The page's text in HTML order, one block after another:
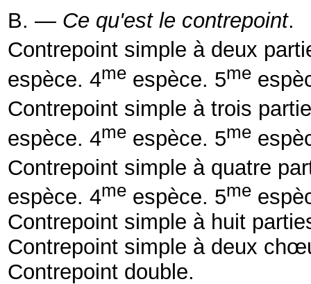
B. — Ce qu'est le contrepoint.
Contrepoint simple à deux
espèce. 4me espèce. 5me
Contrepoint simple à trois
espèce. 4me espèce. 5me
Contrepoint simple à quatre
espèce. 4me espèce. 5me
Contrepoint simple à huit
Contrepoint simple à deux
Contrepoint double.